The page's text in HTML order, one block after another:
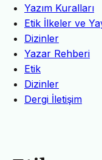
Yazım Kuralları
Etik İlkeler ve
Dizinler
Yazar Rehberi
Etik
Dizinler
Dergi İletişim